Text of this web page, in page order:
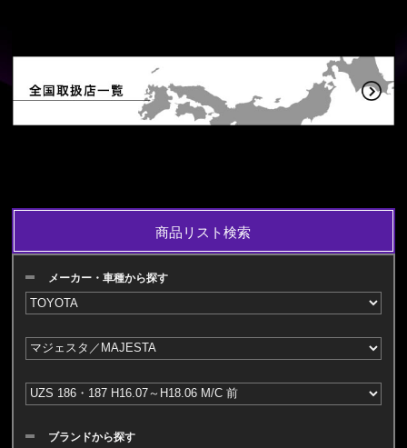
商品リスト検索
メーカー・車種から探す
ブランドから探す